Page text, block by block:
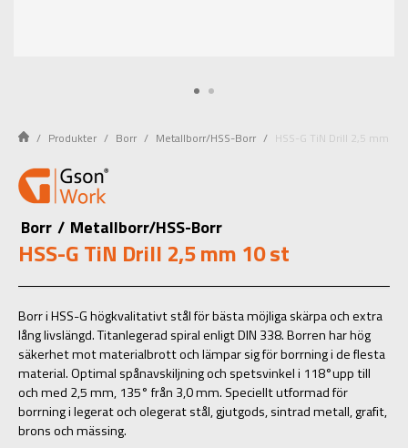
Produkter Borr Metallborr/HSS-Borr HSS-G TiN Drill 2,5 mm 10
Borr / Metallborr/HSS-Borr
HSS-G TiN Drill 2,5 mm 10 st
Borr i HSS-G högkvalitativt stål för bästa möjliga skärpa och extra
lång livslängd. Titanlegerad spiral enligt DIN 338. Borren har hög
säkerhet mot materialbrott och lämpar sig för borrning i de flesta
material. Optimal spånavskiljning och spetsvinkel i 118°upp till
och med 2,5 mm, 135° från 3,0 mm. Speciellt utformad för
borrning i legerat och olegerat stål, gjutgods, sintrad metall, grafit,
brons och mässing.